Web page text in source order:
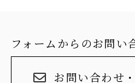
フォームからのお問い
お問い合わせ